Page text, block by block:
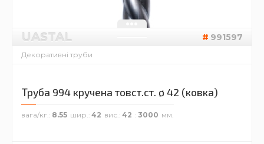
UASTAL 991597
Декоративні труби
Труба 994 кручена товст.ст. ø 42 (ковка)
вага/кг. 8.55 шир. 42 вис. 42 3000